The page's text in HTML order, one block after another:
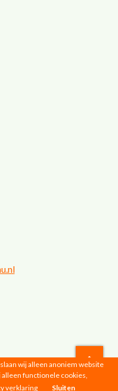
Privacyverklaring
wij alleen anoniem website
alleen functionele cookies,
verklaring Sluiten